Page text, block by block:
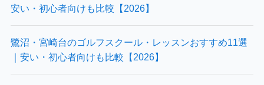
安い・初心者向けも比較【2026】
鷺沼・宮崎台のゴルフスクール・レッスンおすすめ11選
｜安い・初心者向けも比較【2026】